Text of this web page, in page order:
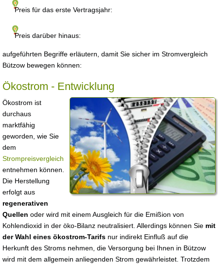
Preis für das erste Vertragsjahr:
Preis darüber hinaus:
aufgeführten Begriffe erläutern, damit Sie sicher im Stromvergleich
Bützow bewegen können:
Ökostrom - Entwicklung
Ökostrom ist
durchaus
marktfähig
geworden, wie Sie
dem
Strompreisvergleich
entnehmen können.
Die Herstellung
erfolgt aus
regenerativen
Quellen oder wird mit einem Ausgleich für die Emißion von
Kohlendioxid in der öko-Bilanz neutralisiert. Allerdings können Sie mit
der Wahl eines ökostrom-Tarifs nur indirekt Einfluß auf die
Herkunft des Stroms nehmen, die Versorgung bei Ihnen in Bützow
wird mit dem allgemein anliegenden Strom gewährleistet. Trotzdem